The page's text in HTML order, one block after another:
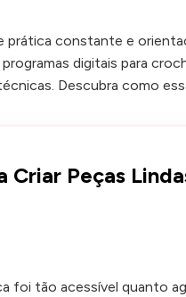
prática constante e
programas digitais para
Descubra como
Criar Peças
foi tão acessível quanto